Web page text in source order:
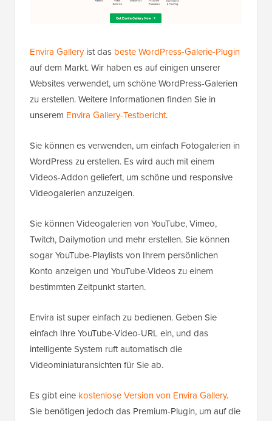
Envira Galleryist das beste WordPress-Galerie-Plugin
auf dem Markt. Wir haben es auf einigen unserer
Websites verwendet, um schöne WordPress-Galerien
zu erstellen. Weitere Informationen finden Sie in
unserem Envira Gallery-Testbericht.
Sie können es verwenden, um einfach Fotogalerien in
WordPress zu erstellen. Es wird auch mit einem
Videos-Addon geliefert, um schöne und responsive
Videogalerien anzuzeigen.
Sie können Videogalerien von YouTube, Vimeo,
Twitch, Dailymotion und mehr erstellen. Sie können
sogar YouTube-Playlists von Ihrem persönlichen
Konto anzeigen und YouTube-Videos zu einem
bestimmten Zeitpunkt starten.
Envira ist super einfach zu bedienen. Geben Sie
einfach Ihre YouTube-Video-URL ein, und das
intelligente System ruft automatisch die
Videominiaturansichten für Sie ab.
Es gibt eine kostenlose Version von Envira Gallery.
Sie benötigen jedoch das Premium-Plugin, um auf die